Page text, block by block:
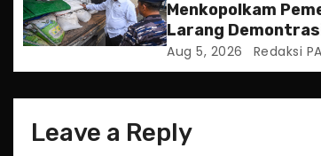
i
o
n
Menkopolkam
Larang
Anarkistis
Aug 5, 2026 Redaksi
Leave a Reply